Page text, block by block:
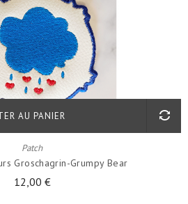
Patch
Groschagrin-Grumpy Bear
12,00 €
AU PANIER